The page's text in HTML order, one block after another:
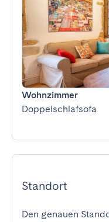
Wohnzimmer
Doppelschlafsofa
Standort
Den genauen